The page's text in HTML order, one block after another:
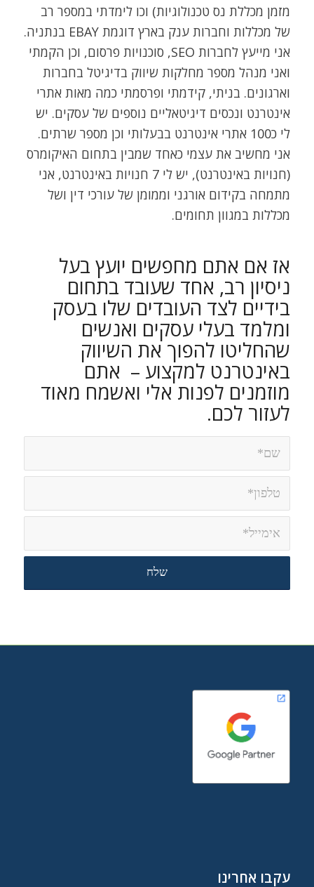
מזמן מכללת נס טכנולוגיות) וכו לימדתי במספר רב
של מכללות וחברות ענק בארץ דוגמת EBAY בנתניה.
אני מייעץ לחברות SEO, סוכנויות פרסום, וכן הקמתי
ואני מנהל מספר מחלקות שיווק בדיגיטל בחברות
וארגונים. בניתי, קידמתי ופרסמתי כמה מאות אתרי
אינטרנט ונכסים דיגיטאליים נוספים של עסקים. יש
לי כ100 אתרי אינטרנט בבעלותי וכן מספר שרתים.
אני מחשיב את עצמי כאחד שמבין בתחום האיקומרס
(חנויות באינטרנט), יש לי 7 חנויות באינטרנט, אני
מתמחה בקידום אורגני וממומן של עורכי דין ושל
מכללות במגוון תחומים.
אז אם אתם מחפשים יועץ בעל
ניסיון רב, אחד שעובד בתחום
בידיים לצד העובדים שלו בעסק
ומלמד בעלי עסקים ואנשים
שהחליטו להפוך את השיווק
באינטרנט למקצוע – אתם
מוזמנים לפנות אלי ואשמח מאוד
לעזור לכם.
עקבו אחרינו